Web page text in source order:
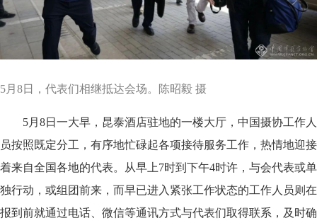
5月8日，代表们相继抵达会场。陈昭毅 摄
5月8日一大早，昆泰酒店驻地的一楼大厅，中国摄协工作人
员按照既定分工，有序地忙碌起各项接待服务工作，热情地迎接
着来自全国各地的代表。从早上7时到下午4时许，与会代表或单
独行动，或组团前来，而早已进入紧张工作状态的工作人员则在
报到前就通过电话、微信等通讯方式与代表们取得联系，及时确